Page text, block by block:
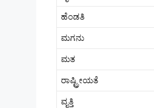
ಹೆಂಡತಿ
ಮಗನು
ಮತ
ರಾಷ್ಟ್ರೀಯತೆ
ವೃತ್ತಿ